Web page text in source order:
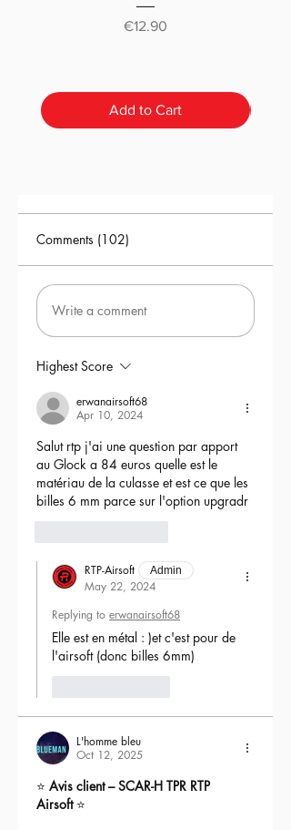
Price
€12.90
Add to Cart
Comments (102)
Write a comment
Highest Score
erwanairsoft68
Apr 10, 2024
Salut rtp j'ai une question par apport
au Glock a 84 euros quelle est le
matériau de la culasse et est ce que les
billes 6 mm parce sur l'option upgradr
RTP-Airsoft Admin
May 22, 2024
Replying to erwanairsoft68
Elle est en métal : )et c'est pour de
l'airsoft (donc billes 6mm)
L'homme bleu
Oct 12, 2025
⭐ Avis client – SCAR-H TPR RTP
Airsoft ⭐